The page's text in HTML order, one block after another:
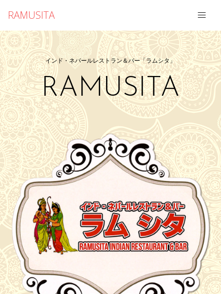
RAMUSITA
インド・ネパールレストラン＆バー「ラムシタ」
RAMUSITA